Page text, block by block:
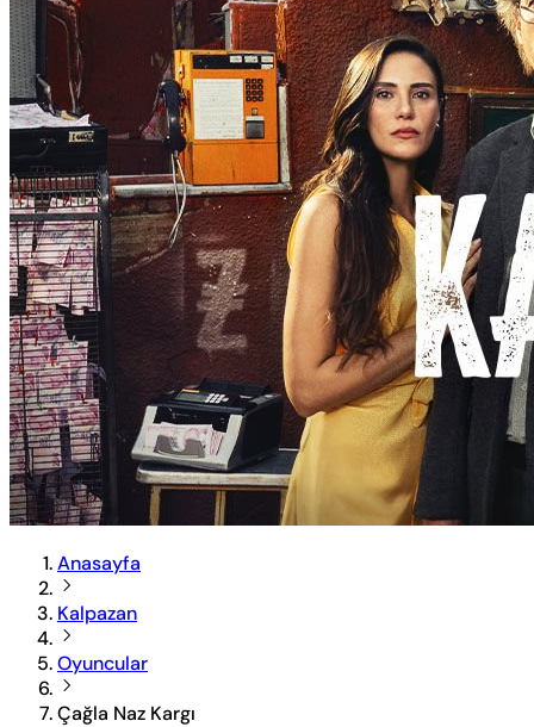
Anasayfa
Kalpazan
Oyuncular
Çağla Naz Kargı